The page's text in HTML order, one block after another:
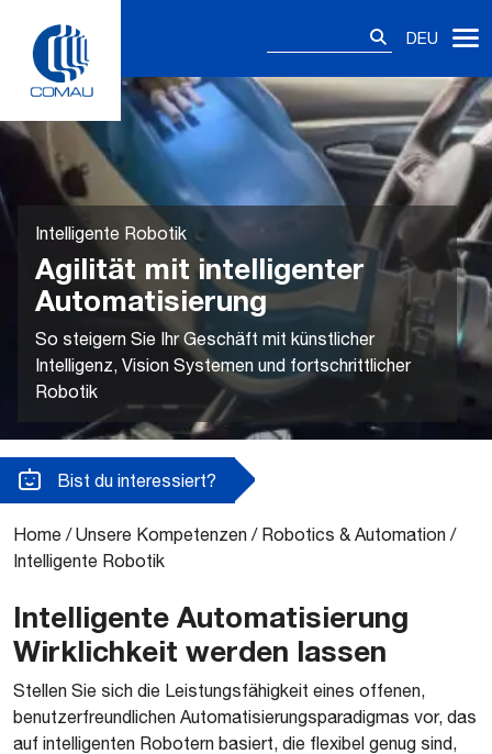
content
DEU
Intelligente Robotik
Agilität mit intelligenter
Automatisierung
So steigern Sie Ihr Geschäft mit künstlicher
Intelligenz, Vision Systemen und fortschrittlicher
Robotik
Bist du interessiert?
Home /Unsere Kompetenzen / Robotics & Automation /
Intelligente Robotik
Intelligente Automatisierung
Wirklichkeit werden lassen
Stellen Sie sich die Leistungsfähigkeit eines offenen,
benutzerfreundlichen Automatisierungsparadigmas vor, das
auf intelligenten Robotern basiert, die flexibel genug sind,